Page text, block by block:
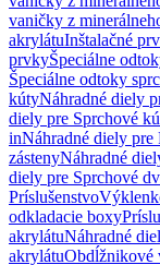
vaničky z
akrylátuInštalačné
prvkyŠpeciálne
Špeciálne odtoky
kútyNáhradné diely
diely pre Sprchové
inNáhradné diely pre
zástenyNáhradné
diely pre Sprchové
Príslušenstvo
odkladacie boxy
akrylátuNáhradné
akrylátuObdĺžnikové